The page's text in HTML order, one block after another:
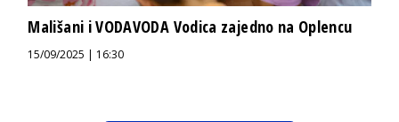
Mališani i VODAVODA Vodica zajedno na Oplencu
15/09/2025 | 16:30